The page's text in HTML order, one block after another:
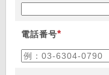
電話番号*